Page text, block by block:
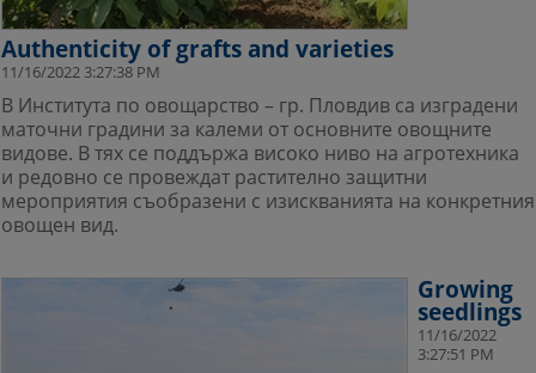
Authenticity of grafts and varieties
11/16/2022 3:27:38 PM
В Института по овощарство – гр. Пловдив са изградени
маточни градини за калеми от основните овощните
видове. В тях се поддържа високо ниво на агротехника
и редовно се провеждат растително защитни
мероприятия съобразени с изискванията на конкретния
овощен вид.
Growing
seedlings
11/16/2022
3:27:51 PM